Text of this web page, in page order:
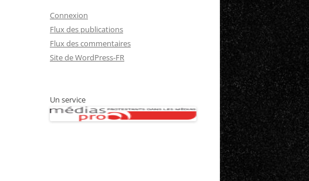
Connexion
Flux des publications
Flux des commentaires
Site de WordPress-FR
Un service